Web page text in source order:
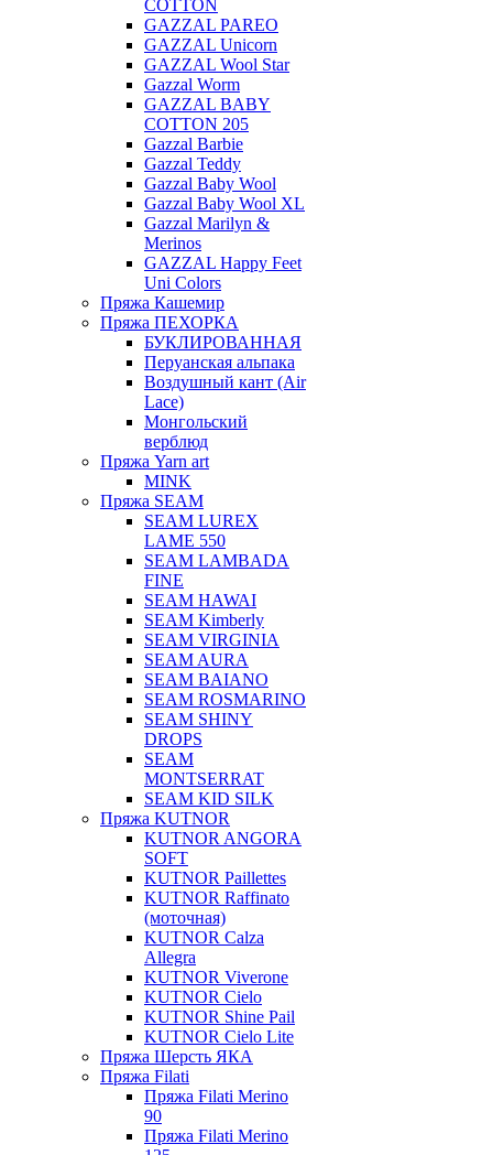
COTTON
GAZZAL PAREO
GAZZAL Unicorn
GAZZAL Wool Star
Gazzal Worm
GAZZAL BABY
COTTON 205
Gazzal Barbie
Gazzal Teddy
Gazzal Baby Wool
Gazzal Baby Wool XL
Gazzal Marilyn &
Merinos
GAZZAL Happy Feet
Uni Colors
Пряжа Кашемир
Пряжа ПЕХОРКА
БУКЛИРОВАННАЯ
Перуанская альпака
Воздушный кант (Air
Lace)
Монгольский
верблюд
Пряжа Yarn art
MINK
Пряжа SEAM
SEAM LUREX
LAME 550
SEAM LAMBADA
FINE
SEAM HAWAI
SEAM Kimberly
SEAM VIRGINIA
SEAM AURA
SEAM BAIANO
SEAM ROSMARINO
SEAM SHINY
DROPS
SEAM
MONTSERRAT
SEAM KID SILK
Пряжа KUTNOR
KUTNOR ANGORA
SOFT
KUTNOR Paillettes
KUTNOR Raffinato
(моточная)
KUTNOR Calza
Allegra
KUTNOR Viverone
KUTNOR Cielo
KUTNOR Shine Pail
KUTNOR Cielo Lite
Пряжа Шерсть ЯКА
Пряжа Filati
Пряжа Filati Merino
90
Пряжа Filati Merino